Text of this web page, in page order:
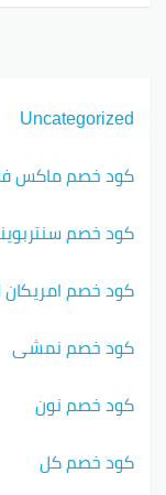
Uncategorized
كود خصم ماكس
كود خصم
كود خصم امريكان
كود خصم نمشي
كود خصم نون
كود خصم كل